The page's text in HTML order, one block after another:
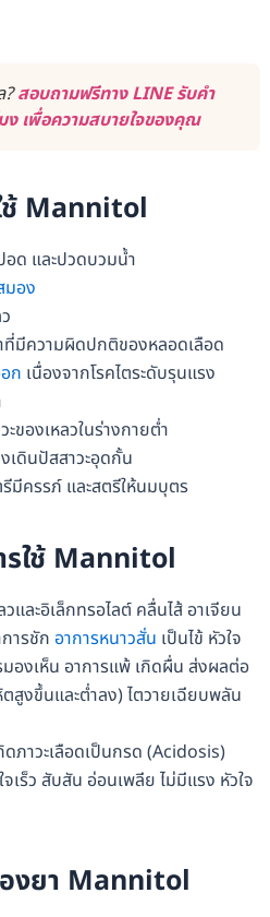
?สอบถามฟรีทาง LINE รับคำ
เพื่อความสบายใจของคุณ
ช้ Mannitol
อด และปวดบวมน้ำ
มอง
ที่มีความผิดปกติของหลอดเลือด
ก เนื่องจากโรคไตระดับรุนแรง
ของเหลวในร่างกายต่ำ
เดินปัสสาวะอุดกั้น
มีครรภ์ และสตรีให้นมบุตร
รใช้ Mannitol
และอิเล็กทรอไลต์ คลื่นไส้ อาเจียน
ารชัก อาการหนาวสั่น เป็นไข้ หัวใจ
องเห็น อาการแพ้ เกิดผื่น ส่งผลต่อ
สูงขึ้นและต่ำลง) ไตวายเฉียบพลัน
ดภาวะเลือดเป็นกรด (Acidosis)
เร็ว สับสัน อ่อนเพลีย ไม่มีแรง หัวใจ
งยา Mannitol